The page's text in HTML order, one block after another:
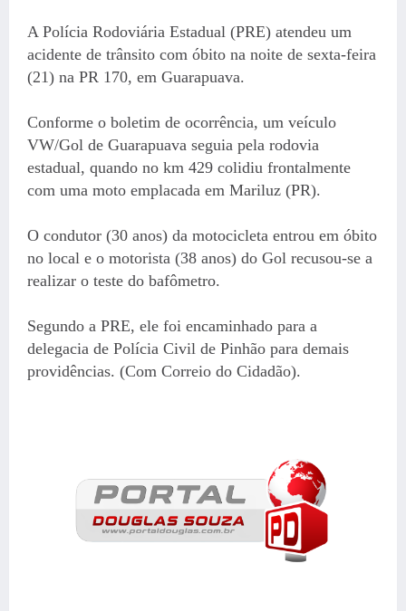
A Polícia Rodoviária Estadual (PRE) atendeu um
acidente de trânsito com óbito na noite de sexta-feira
(21) na PR 170, em Guarapuava.
Conforme o boletim de ocorrência, um veículo
VW/Gol de Guarapuava seguia pela rodovia
estadual, quando no km 429 colidiu frontalmente
com uma moto emplacada em Mariluz (PR).
O condutor (30 anos) da motocicleta entrou em óbito
no local e o motorista (38 anos) do Gol recusou-se a
realizar o teste do bafômetro.
Segundo a PRE, ele foi encaminhado para a
delegacia de Polícia Civil de Pinhão para demais
providências. (Com Correio do Cidadão).